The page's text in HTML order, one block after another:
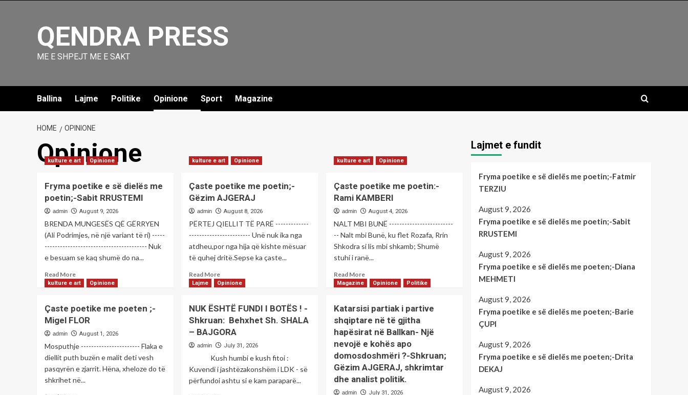
QENDRA PRESS
ME E SHPEJT ME E SAKT
Ballina Lajme Politike Opinione Sport Magazine
HOME OPINIONE
Opinione
kulture e art Opinione
Fryma poetike e së dielës me
poetin;-Sabit RRUSTEMI
admin August 9, 2026
BRENDA MUNGESËS QË GËRRYEN
(Ali Podrimjes, në një variant të ri) -----
---------------------------------------- Nuk
e besuam se kaq shumë do na...
Read MoreRead
more
poetike
e
së
me
poetin;-
Sabit
RRUSTEMI
kulture e art Opinione
Çaste poetike me poetin;-
Gëzim AJGERAJ
admin August 8, 2026
PËRTEJ QIELLIT TË PARË -------------
------------------------ Unë nuk ika nga
atdheu,por nga hija që kishte mësuar
të quhej dritë.Sepse ka çaste...
Read MoreRead
more
Çaste
poetike
me
poetin;-
Gëzim
AJGERAJ
kulture e art Opinione
Çaste poetike me poetin:-
Rami KAMBERI
admin August 4, 2026
NALT MBI BUNË -------------------------
-- Nalt mbi Bunë, ku flet Rozafa, Rrin
Shkodra si lis mbi shkamb; Shumë
stuhi i ranë...
Read MoreRead
more
poetike
me
poetin:-
Rami
KAMBERI
kulture e art Opinione
Çaste poetike me poeten ;-
Migel FLOR
admin August 1, 2026
Mosputhje ----------------------- Flaka e
diellit puth buzën e malit deti vesh
pasqyrën e zjarrit. Hëna, xheloze do të
shkrihet në...
Lajme Opinione
NUK ËSHTË FUNDI I BOTËS ! -
Shkruan: Behxhet Sh. SHALA
– BAJGORA
admin July 31, 2026
Kush humbi e kush fitoi :
Kuvendi i jashtëzakonshëm i LDK - së
përfundoi ashtu si e kam paraparë...
Magazine Opinione Politike
Katarsisi partiak i partive
shqiptare në të gjitha
hapësirat në Ballkan- Një
nevojë e kohës apo
domosdoshmëri ?-Shkruan;
Gëzim AJGERAJ, shkrimtar
dhe analist politik.
admin July 31, 2026
Lajmet e fundit
Fryma poetike e së dielës me poetin;-Fatmir
TERZIU
August 9, 2026
Fryma poetike e së dielës me poetin;-Sabit
RRUSTEMI
August 9, 2026
Fryma poetike e së dielës me poeten;-Diana
MEHMETI
August 9, 2026
Fryma poetike e së dielës me poeten;-Barie
ÇUPI
August 9, 2026
Fryma poetike e së dielës me poeten;-Drita
DEKAJ
August 9, 2026